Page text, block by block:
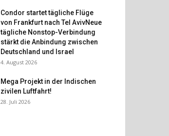
Condor startet tägliche Flüge
von Frankfurt nach Tel AvivNeue
tägliche Nonstop-Verbindung
stärkt die Anbindung zwischen
Deutschland und Israel
4. August 2026
Mega Projekt in der Indischen
zivilen Luftfahrt!
28. Juli 2026